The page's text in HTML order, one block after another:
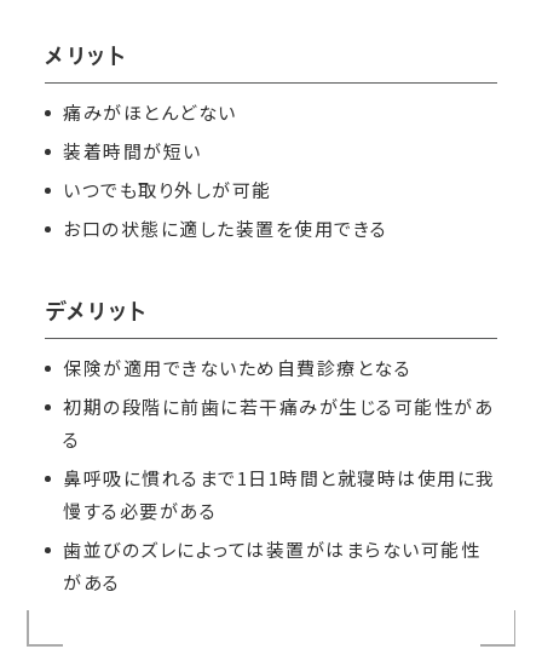
メリット
痛みがほとんどない
装着時間が短い
いつでも取り外しが可能
お口の状態に適した装置を使用できる
デメリット
保険が適用できないため自費診療となる
初期の段階に前歯に若干痛みが生じる可能性があ
る
鼻呼吸に慣れるまで1日1時間と就寝時は使用に我
慢する必要がある
歯並びのズレによっては装置がはまらない可能性
がある